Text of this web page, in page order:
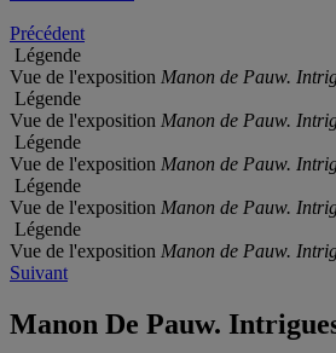
Précédent
Légende
Vue de l'exposition Manon de Pauw.
Légende
Vue de l'exposition Manon de Pauw.
Légende
Vue de l'exposition Manon de Pauw.
Légende
Vue de l'exposition Manon de Pauw.
Légende
Vue de l'exposition Manon de Pauw.
Suivant
Manon De Pauw.